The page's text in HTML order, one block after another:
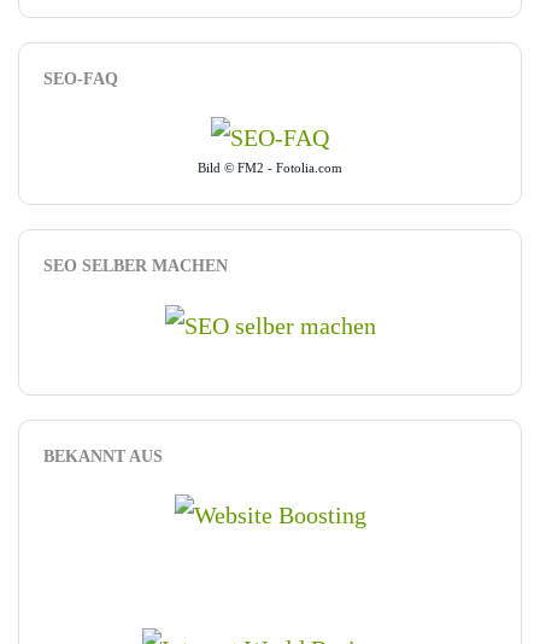
SEO-FAQ
Bild © FM2 - Fotolia.com
SEO SELBER MACHEN
BEKANNT AUS